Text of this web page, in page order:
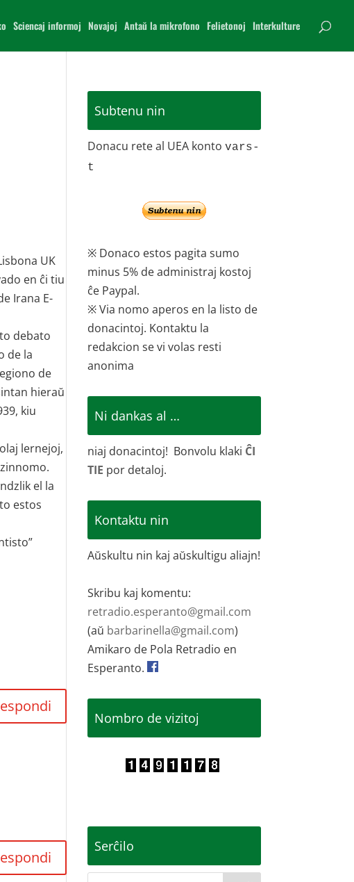
Sciencaj informoj Novajoj Antaŭ la mikrofono Felietonoj Interkulture
UK
en ĉi tiu
Irana E-
debato
de la
de
hieraŭ
kiu
lernejoj,
el la
estos
Subtenu nin
Donacu rete al UEA kontovars-
t
※ Donaco estos pagita sumo
minus 5% de administraj kostoj
ĉe Paypal.
※ Via nomo aperos en la listo de
donacintoj. Kontaktu la
redakcion se vi volas resti
anonima
Ni dankas al …
niaj donacintoj! Bonvolu klaki ĈI
TIE por detaloj.
Kontaktu nin
Aŭskultu nin kaj aŭskultigu aliajn!
Skribu kaj komentu:
retradio.esperanto@gmail.com
(aŭ barbarinella@gmail.com)
Amikaro de Pola Retradio en
Esperanto.
Nombro de vizitoj
Serĉilo